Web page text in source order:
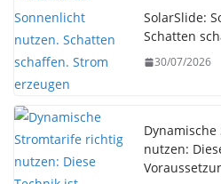
SolarSlide:
Schatten
30/07/2026
nutzen: